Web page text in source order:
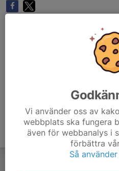
Vi använder oss av
webbplats ska fungera
även för webbanalys i
förbättra
Så